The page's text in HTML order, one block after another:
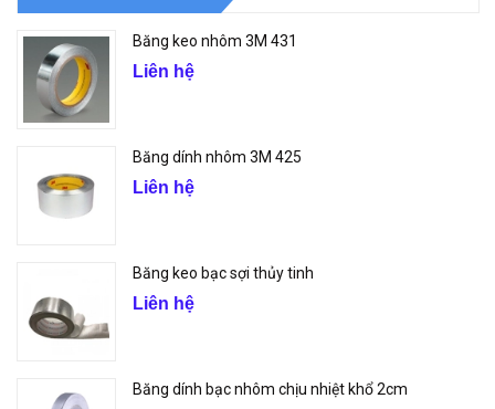
Băng keo nhôm 3M 431
Liên hệ
Băng dính nhôm 3M 425
Liên hệ
Băng keo bạc sợi thủy tinh
Liên hệ
Băng dính bạc nhôm chịu nhiệt khổ 2cm